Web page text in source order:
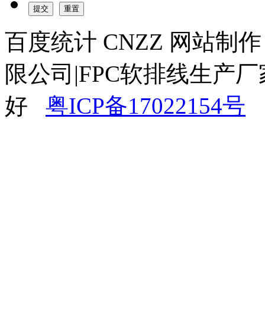
百度统计 CNZZ 网站制
限公司|FPC软排线生产
好 粤ICP备17022154号